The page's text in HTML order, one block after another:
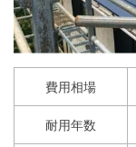
費用相場
耐用年数